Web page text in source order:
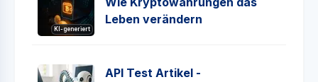
KI-generiert
Leben verändern
API Test Artikel -